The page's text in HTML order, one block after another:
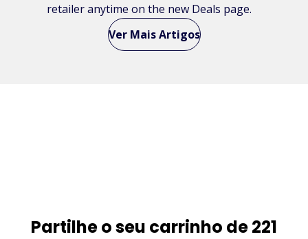
retailer anytime on the new Deals page.
Ver Mais Artigos
Partilhe o seu carrinho de 221